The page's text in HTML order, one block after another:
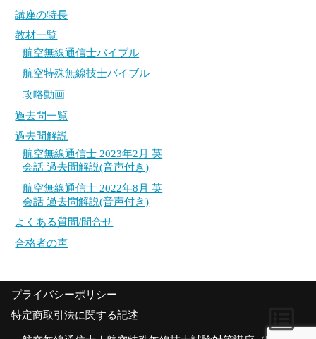
攻略動画
過去問一覧
過去問解説
航空無線通信士 2023年2月 英会話 過去問解説
(音声付き)
航空無線通信士 2022年8月 英会話 過去問解説
(音声付き)
合格者の声
攻略動画
過去問一覧
過去問解説
航空無線通信士 2023年2月 英会話 過去問解説
(音声付き)
航空無線通信士 2022年8月 英会話 過去問解説
(音声付き)
合格者の声
講座の特長
教材一覧
航空無線通信士バイブル
航空特殊無線技士バイブル
攻略動画
過去問一覧
過去問解説
航空無線通信士 2023年2月 英
会話 過去問解説(音声付き)
航空無線通信士 2022年8月 英
会話 過去問解説(音声付き)
よくある質問/問合せ
合格者の声
プライバシーポリシー
特定商取引法に関する記述